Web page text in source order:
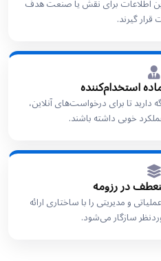
اطلاعات برای نقش یا صنعت هدف
قرار گیرند.
استخدام‌کننده
دارید تا برای درخواست‌های آنلاین،
خوبی داشته باشند.
در رزومه
و مدیریتی را با ساختاری ارائه
سازگار می‌شود.